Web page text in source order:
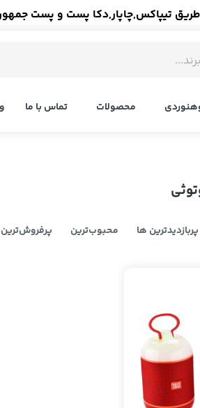
تیپاکس,چاپار,دکا پست و پست
محصولات تماس با ما
پربازدیدترین ها محبوب‌‌ترین پرفروش‌ترین